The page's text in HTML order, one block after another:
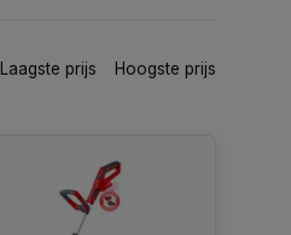
Laagste prijs Hoogste prijs